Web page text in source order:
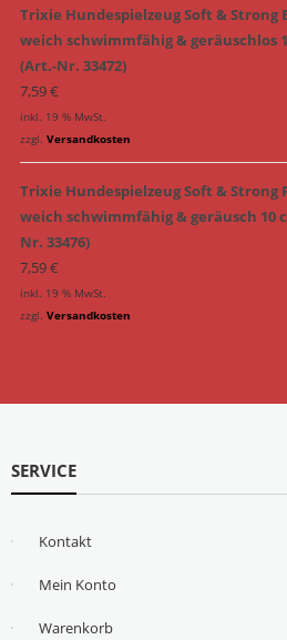
Trixie Hundespielzeug Soft & Strong
weich schwimmfähig & geräuschlos
(Art.-Nr. 33472)
7,59€
inkl. 19 % MwSt.
zzgl. Versandkosten
Trixie Hundespielzeug Soft & Strong
weich schwimmfähig & geräusch 10
Nr. 33476)
7,59€
inkl. 19 % MwSt.
zzgl. Versandkosten
SERVICE
Kontakt
Mein Konto
Warenkorb